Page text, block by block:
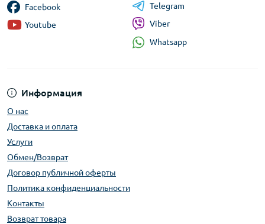
Информация
О нас
Доставка и оплата
Услуги
Обмен/Возврат
Договор публичной оферты
Политика конфиденциальности
Контакты
Возврат товара
Facebook
Youtube
Telegram
Viber
Whatsapp